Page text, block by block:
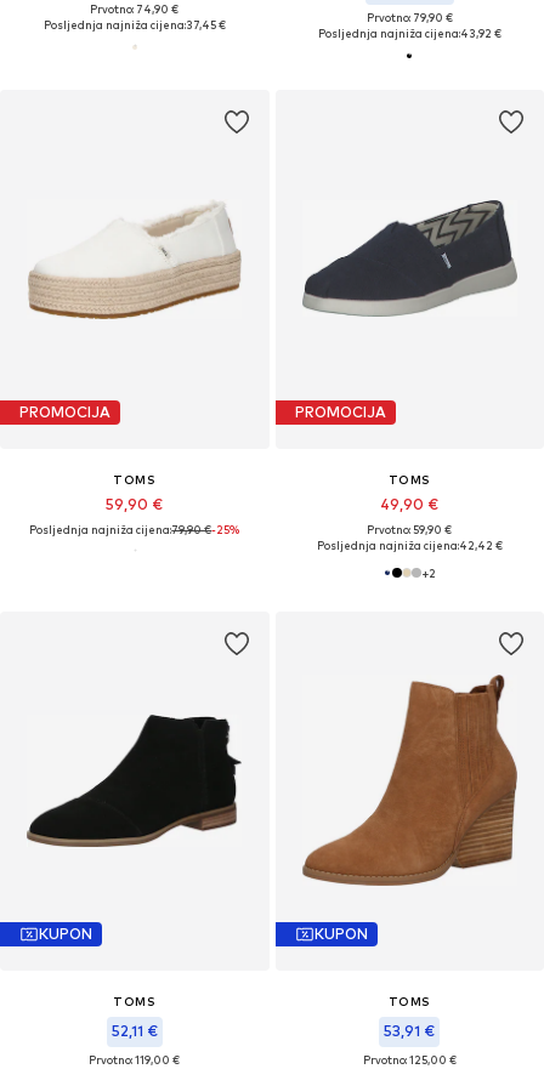
Prvotno: 74,90 €
Posljednja najniža cijena:37,45 €
Prvotno: 79,90 €
Posljednja najniža cijena:43,92 €
PROMOCIJA
TOMS
59,90 €
Posljednja najniža cijena:79,90 €-25%
PROMOCIJA
TOMS
49,90 €
Prvotno: 59,90 €
Posljednja najniža cijena:42,42 €
+2
KUPON
TOMS
52,11 €
Prvotno: 119,00 €
KUPON
TOMS
53,91 €
Prvotno: 125,00 €